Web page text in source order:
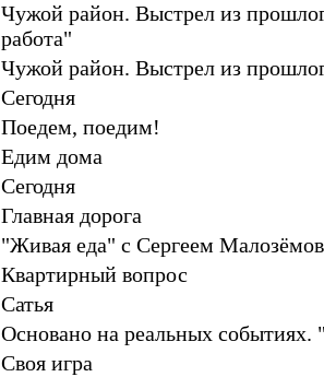
Чужой район. Выстрел из
работа"
Чужой район. Выстрел из
Сегодня
Поедем, поедим!
Едим дома
Сегодня
Главная дорога
"Живая еда" с Сергеем
Квартирный вопрос
Сатья
Основано на реальных
Своя игра